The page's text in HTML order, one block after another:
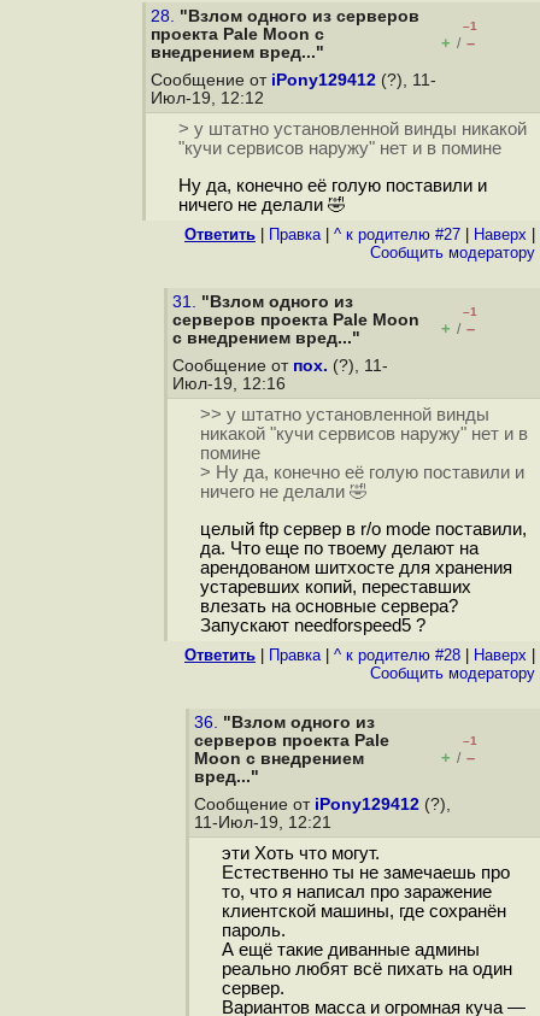
28. "Взлом одного из серверов
проекта Pale Moon с
внедрением вред..."
–1
+ / –
Сообщение от iPony129412 (?), 11-
Июл-19, 12:12
> у штатно установленной винды никакой
"кучи сервисов наружу" нет и в помине
Ну да, конечно её голую поставили и
ничего не делали 🤣
Ответить Правка| ^ к родителю #27 Наверх
Cообщить модератору
31. "Взлом одного из
серверов проекта Pale Moon
с внедрением вред..."
–1
+ / –
Сообщение от пох. (?), 11-
Июл-19, 12:16
>> у штатно установленной винды
никакой "кучи сервисов наружу" нет и в
помине
> Ну да, конечно её голую поставили и
ничего не делали 🤣
целый ftp сервер в r/o mode поставили,
да. Что еще по твоему делают на
арендованом шитхосте для хранения
устаревших копий, переставших
влезать на основные сервера?
Запускают needforspeed5 ?
Ответить Правка| ^ к родителю #28 Наверх
Cообщить модератору
36. "Взлом одного из
серверов проекта Pale
Moon с внедрением
вред..."
–1
+ / –
Сообщение от iPony129412 (?),
11-Июл-19, 12:21
эти Хоть что могут.
Естественно ты не замечаешь про
то, что я написал про заражение
клиентской машины, где сохранён
пароль.
А ещё такие диванные админы
реально любят всё пихать на один
сервер.
Вариантов масса и огромная куча —